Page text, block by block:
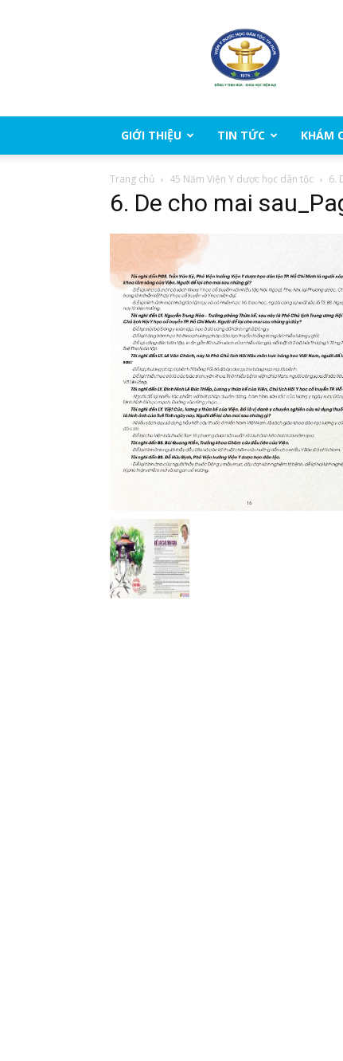
tộc
Thành
Chí
Minh
GIỚI THIỆU TIN TỨC KHÁM
Trang chủ 45 Năm Viện Y dược học dân tộc 6.
6. De cho mai